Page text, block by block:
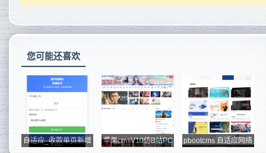
您可能还喜欢
自适应_收款单页新增
苹果cmsV10仿B站PC
pbootcms 自适应网络